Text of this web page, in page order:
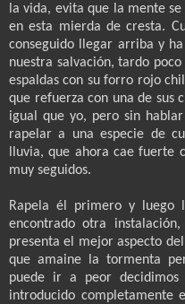
la vida, evita que la mente
en esta mierda de cresta.
conseguido llegar arriba y
nuestra salvación, tardo
espaldas con su forro rojo
que refuerza con una de sus
igual que yo, pero sin
rapelar a una especie de
lluvia, que ahora cae fuerte
muy seguidos.
Rapela él primero y luego
encontrado otra
presenta el mejor aspecto
que amaine la tormenta
puede ir a peor decidimos
introducido completamente